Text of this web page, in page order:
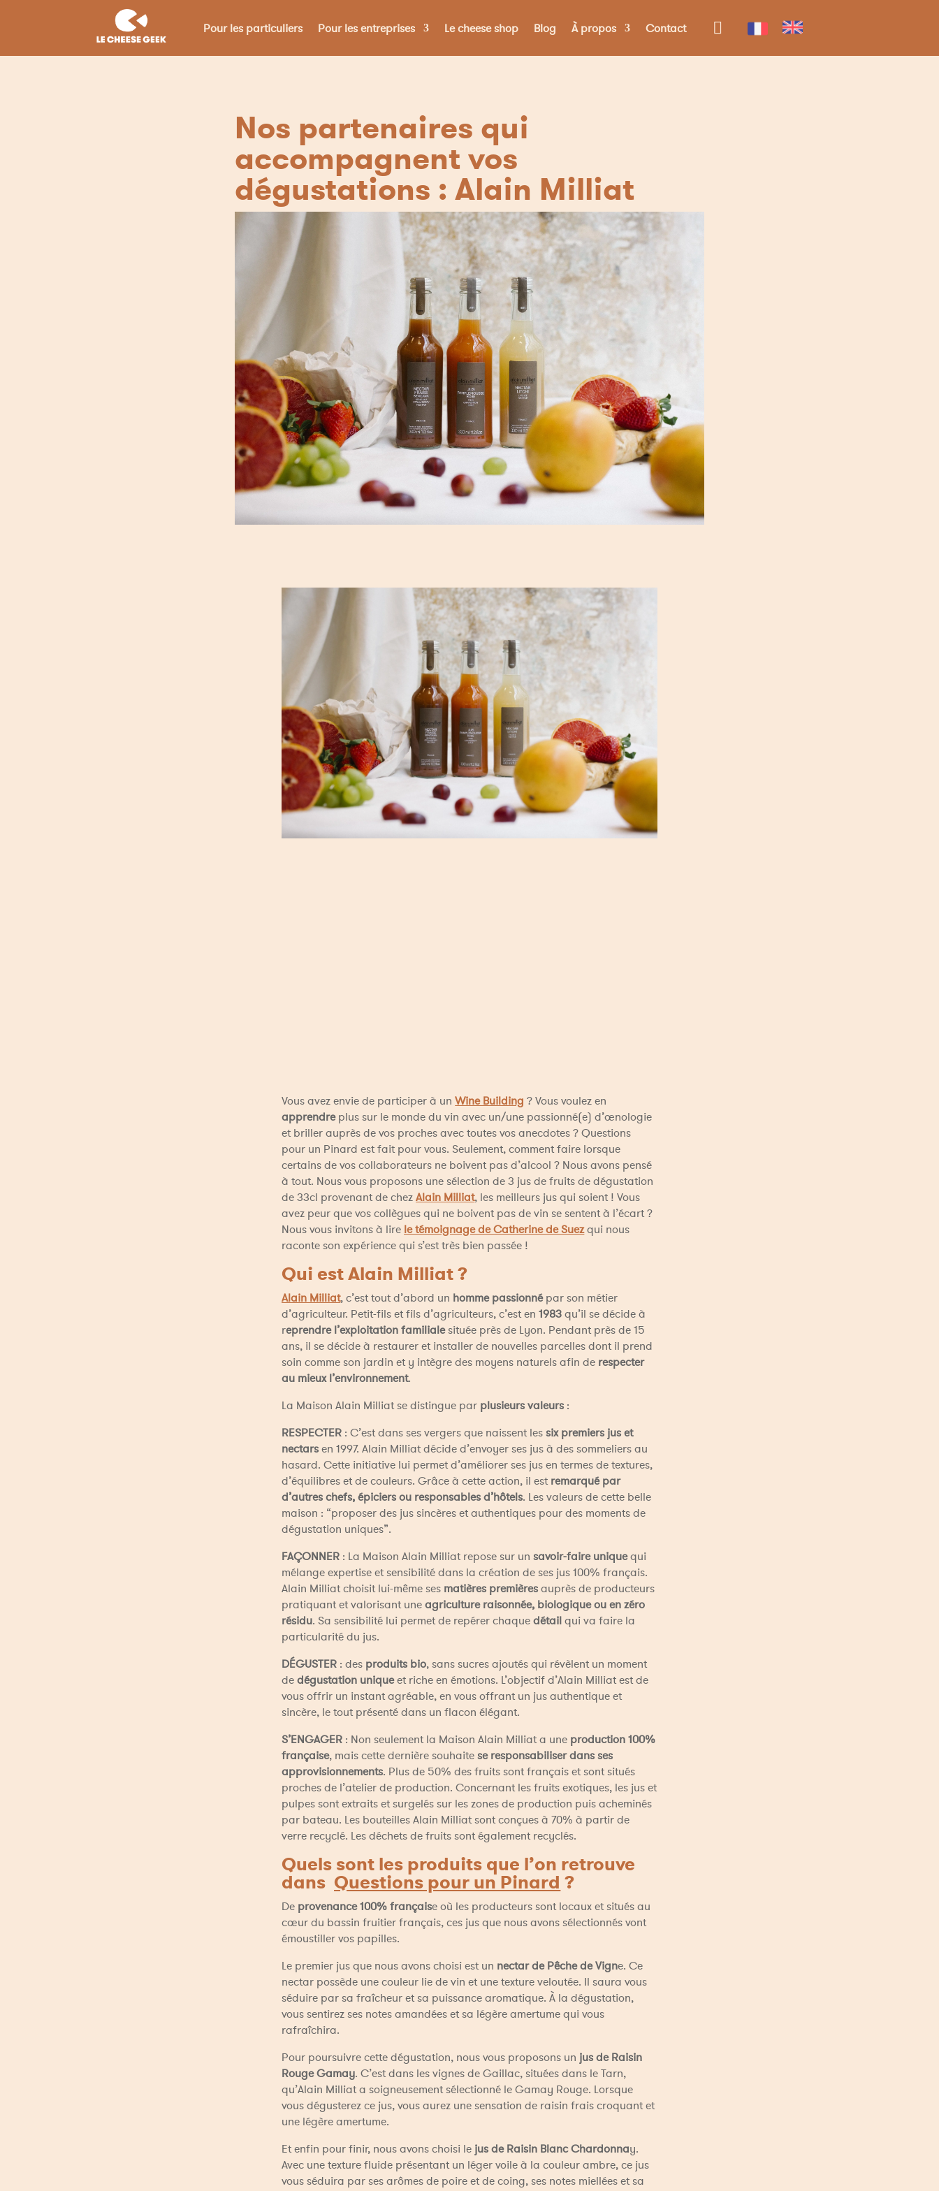
Pour les particuliers Pour les entreprises Le cheese shop Blog À propos Contact 
Nos partenaires qui
accompagnent vos
dégustations : Alain Milliat
Vous avez envie de participer à un Wine Building
apprendre plus sur le monde du vin avec un/une passionné(e) d’œnologie
et briller auprès de vos proches avec toutes vos anecdotes ? Questions
pour un Pinard est fait pour vous. Seulement, comment faire lorsque
certains de vos collaborateurs ne boivent pas d’alcool ? Nous avons pensé
à tout. Nous vous proposons une sélection de 3 jus de fruits de dégustation
de 33cl provenant de chez Alain Milliat, les meilleurs jus qui soient ! Vous
avez peur que vos collègues qui ne boivent pas de vin se sentent à l’écart ?
Nous vous invitons à lire le témoignage de Catherine de Suez qui nous
raconte son expérience qui s’est très bien passée !
Qui est Alain Milliat ?
Alain Milliat, c’est tout d’abord un homme passionné par son métier
d’agriculteur. Petit-fils et fils d’agriculteurs, c’est en 1983 qu’il se décide à
reprendre l’exploitation familiale située près de Lyon. Pendant près de 15
ans, il se décide à restaurer et installer de nouvelles parcelles dont il prend
soin comme son jardin et y intègre des moyens naturels afin de respecter
au mieux l’environnement.
La Maison Alain Milliat se distingue par plusieurs valeurs :
RESPECTER : C’est dans ses vergers que naissent les six premiers jus et
nectars en 1997. Alain Milliat décide d’envoyer ses jus à des sommeliers au
hasard. Cette initiative lui permet d’améliorer ses jus en termes de textures,
d’équilibres et de couleurs. Grâce à cette action, il est remarqué par
d’autres chefs, épiciers ou responsables d’hôtels. Les valeurs de cette belle
maison : “proposer des jus sincères et authentiques pour des moments de
dégustation uniques”.
FAÇONNER : La Maison Alain Milliat repose sur un savoir-faire unique qui
mélange expertise et sensibilité dans la création de ses jus 100% français.
Alain Milliat choisit lui-même ses matières premières auprès de producteurs
pratiquant et valorisant une agriculture raisonnée, biologique ou en zéro
résidu. Sa sensibilité lui permet de repérer chaque détail qui va faire la
particularité du jus.
DÉGUSTER : des produits bio, sans sucres ajoutés qui révèlent un moment
de dégustation unique et riche en émotions. L’objectif d’Alain Milliat est de
vous offrir un instant agréable, en vous offrant un jus authentique et
sincère, le tout présenté dans un flacon élégant.
S’ENGAGER : Non seulement la Maison Alain Milliat a une production 100%
française, mais cette dernière souhaite se responsabiliser dans ses
approvisionnements. Plus de 50% des fruits sont français et sont situés
proches de l’atelier de production. Concernant les fruits exotiques, les jus et
pulpes sont extraits et surgelés sur les zones de production puis acheminés
par bateau. Les bouteilles Alain Milliat sont conçues à 70% à partir de
verre recyclé. Les déchets de fruits sont également recyclés.
Quels sont les produits que l’on retrouve
dans Questions pour un Pinard ?
De provenance 100% française où les producteurs sont locaux et situés au
cœur du bassin fruitier français, ces jus que nous avons sélectionnés vont
émoustiller vos papilles.
Le premier jus que nous avons choisi est un nectar de Pêche de Vigne. Ce
nectar possède une couleur lie de vin et une texture veloutée. Il saura vous
séduire par sa fraîcheur et sa puissance aromatique. À la dégustation,
vous sentirez ses notes amandées et sa légère amertume qui vous
rafraîchira.
Pour poursuivre cette dégustation, nous vous proposons un jus de Raisin
Rouge Gamay. C’est dans les vignes de Gaillac, situées dans le Tarn,
qu’Alain Milliat a soigneusement sélectionné le Gamay Rouge. Lorsque
vous dégusterez ce jus, vous aurez une sensation de raisin frais croquant et
une légère amertume.
Et enfin pour finir, nous avons choisi le jus de Raisin Blanc Chardonnay.
Avec une texture fluide présentant un léger voile à la couleur ambre, ce jus
vous séduira par ses arômes de poire et de coing, ses notes miellées et sa